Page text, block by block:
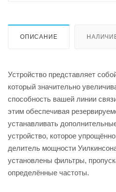
ОПИСАНИЕ
Устройство представляет
который значительно
способность вашей линии
этим обеспечивая
устанавливать
устройство, которое
делитель мощности
установлены фильтры,
определённые частоты.